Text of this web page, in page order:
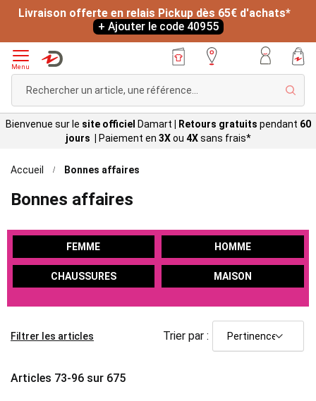
Livraison offerte en relais Pickup dès 65€ d'achats*
+ Ajouter le code 40955
Menu
Bienvenue sur le site officiel Damart Retours gratuits pendant 60
jours |
Paiement en 3Xou 4Xsans frais*
Accueil Bonnes affaires
Bonnes affaires
FEMME HOMME
CHAUSSURES MAISON
Articles 73-96 sur 675
Trier par :
Filtrer les articles